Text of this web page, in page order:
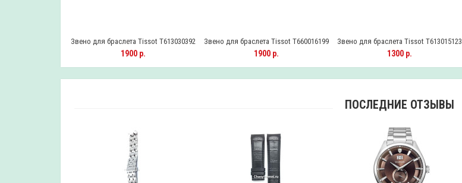
Звено для браслета Tissot T613030392
1900 р.
Звено для браслета Tissot T660016199
1900 р.
Звено для браслета Tissot T613015123
1300 р.
ПОСЛЕДНИЕ ОТЗЫВЫ